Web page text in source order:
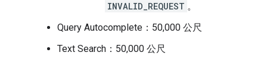
INVALID_REQUEST 。
Query Autocomplete：50,000 公尺
Text Search：50,000 公尺